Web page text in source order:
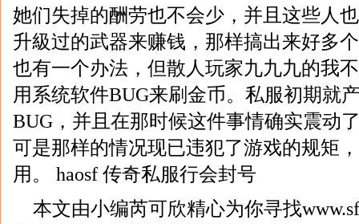
她们失掉的酬劳也不会少，并且这些人
升級过的武器来赚钱，那样搞出来好多
也有一个办法，但散人玩家九九九的我
用系统软件BUG来刷金币。私服初期就
BUG，并且在那时候这件事情确实震动
可是那样的情况现已违犯了游戏的规矩
用。 haosf 传奇私服行会封号
本文由小编芮可欣精心为你寻找